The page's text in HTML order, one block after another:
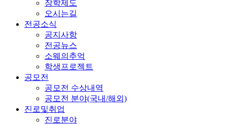
장학제도
오시는길
전공소식
공지사항
전공뉴스
소웨의추억
학생프로젝트
공모전
공모전 수상내역
공모전 분야(국내/해외)
진로및취업
진로분야